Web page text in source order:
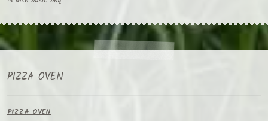
PIZZA OVEN
PIZZA OVEN